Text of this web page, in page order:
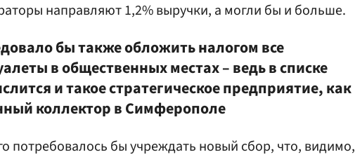
направляют 1,2% выручки, а могли бы и больше.
бы также обложить налогом все
в общественных местах – ведь в списке
и такое стратегическое предприятие, как
коллектор в Симферополе
потребовалось бы учреждать новый сбор, что, видимо,